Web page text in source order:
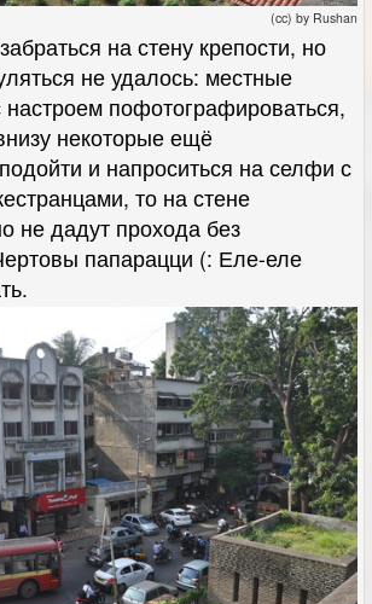
(cc) by Rushan
на стену крепости, но
не удалось: местные
настроем пофотографироваться,
некоторые ещё
и напроситься на селфи с
то на стене
не дадут прохода без
папарацци (: Еле-еле